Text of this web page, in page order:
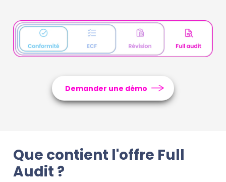
Demander une démo
Que contient l'offre Full
Audit ?